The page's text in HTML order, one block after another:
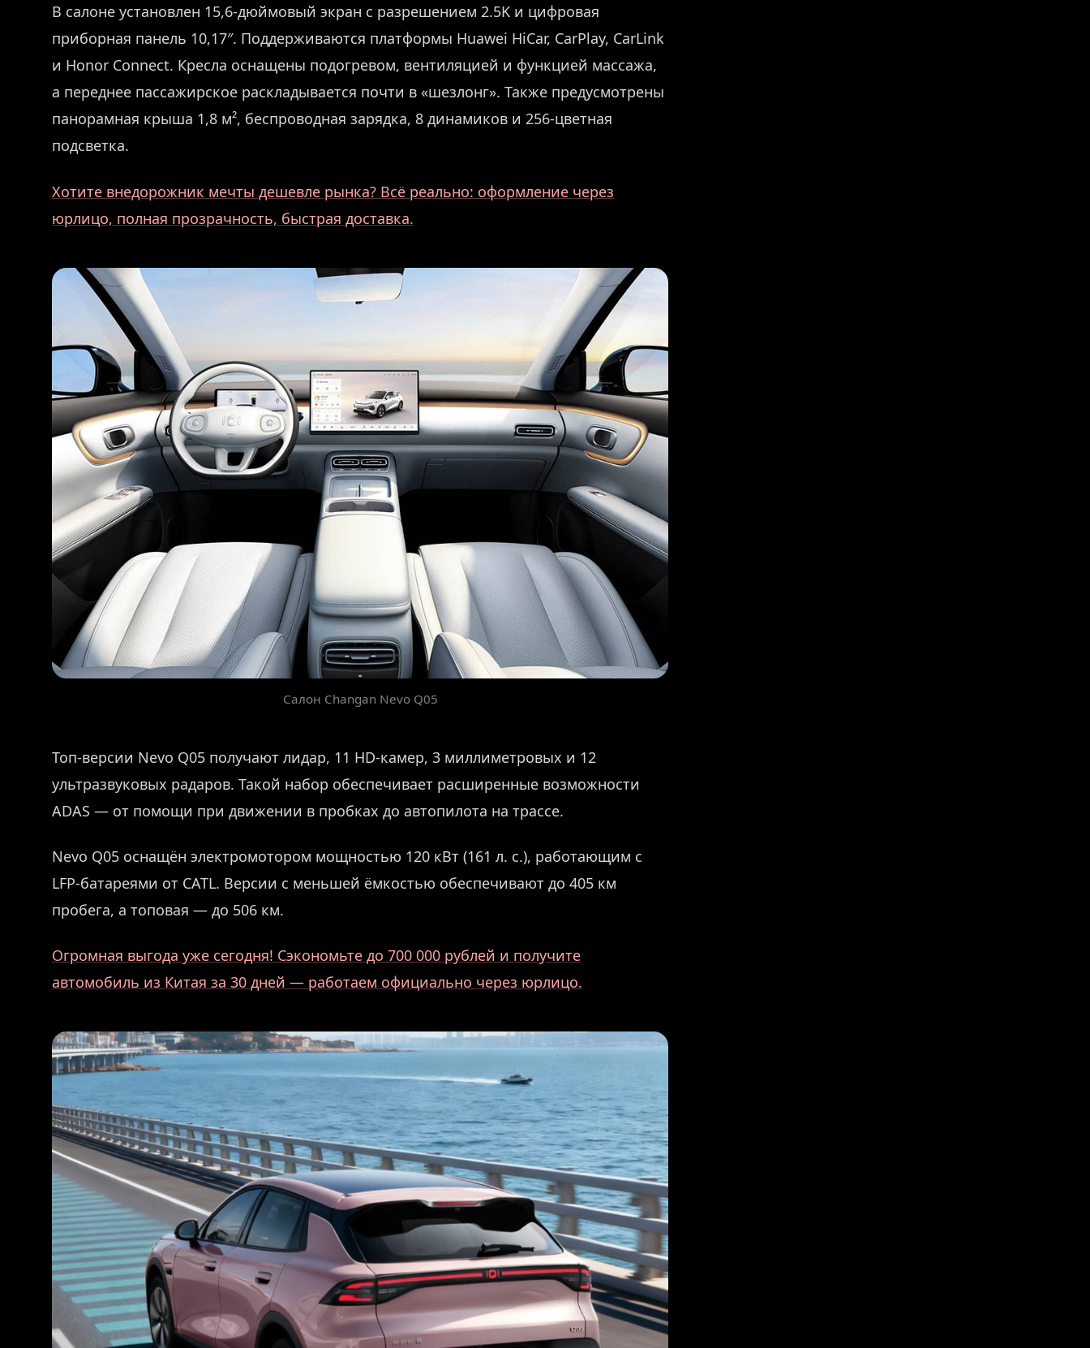
В салоне установлен 15,6-дюймовый экран с разрешением 2.5K и цифровая
приборная панель 10,17″. Поддерживаются платформы Huawei HiCar, CarPlay, CarLink
и Honor Connect. Кресла оснащены подогревом, вентиляцией и функцией массажа,
а переднее пассажирское раскладывается почти в «шезлонг». Также предусмотрены
панорамная крыша 1,8 м², беспроводная зарядка, 8 динамиков и 256-цветная
подсветка.
Хотите внедорожник мечты дешевле рынка? Всё реально: оформление через
юрлицо, полная прозрачность, быстрая доставка.
Салон Changan Nevo Q05
Топ-версии Nevo Q05 получают лидар, 11 HD-камер, 3 миллиметровых и 12
ультразвуковых радаров. Такой набор обеспечивает расширенные возможности
ADAS — от помощи при движении в пробках до автопилота на трассе.
Nevo Q05 оснащён электромотором мощностью 120 кВт (161 л. с.), работающим с
LFP-батареями от CATL. Версии с меньшей ёмкостью обеспечивают до 405 км
пробега, а топовая — до 506 км.
Огромная выгода уже сегодня! Сэкономьте до 700 000 рублей и получите
автомобиль из Китая за 30 дней — работаем официально через юрлицо.